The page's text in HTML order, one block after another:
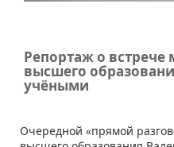
Репортаж о встрече
высшего
учёными
​​Очередной «прямой